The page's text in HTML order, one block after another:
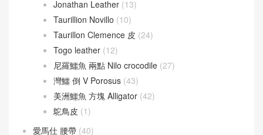
Jonathan Leather (13)
Taurillion Novillo (10)
Taurillon Clemence 皮 (24)
Togo leather (12)
尼羅鱷魚 兩點 Nilo crocodile (27)
灣鱷 倒 V Porosus (43)
美洲鱷魚 方塊 Alligator (42)
鴕鳥皮 (1)
愛馬仕 腰帶 (40)